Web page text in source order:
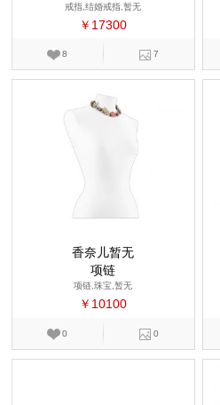
戒指,结婚戒指,暂无
￥17300
8 7
香奈儿暂无
项链
项链,珠宝,暂无
￥10100
0 0